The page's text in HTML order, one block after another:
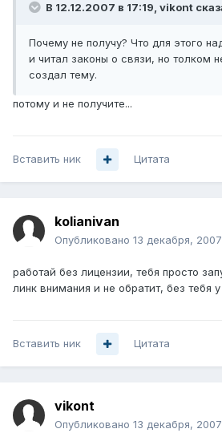
В 12.12.2007 в 17:19, vikont
Почему не получу? Что для этого
и читал законы о связи, но толком
создал тему.
потому и не получите...
Вставить ник Цитата
kolianivan
Опубликовано 13 декабря, 2007
работай без лицензии, тебя просто
линк внимания и не обратит, без тебя
Вставить ник Цитата
vikont
Опубликовано 13 декабря, 2007